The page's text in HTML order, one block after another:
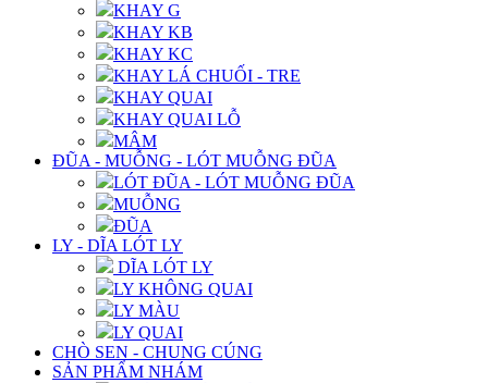
KHAY G
KHAY KB
KHAY KC
KHAY LÁ CHUỐI - TRE
KHAY QUAI
KHAY QUAI LỖ
MÂM
ĐŨA - MUỖNG - LÓT MUỖNG ĐŨA
LÓT ĐŨA - LÓT MUỖNG ĐŨA
MUỖNG
ĐŨA
LY - DĨA LÓT LY
DĨA LÓT LY
LY KHÔNG QUAI
LY MÀU
LY QUAI
CHÒ SEN - CHUNG CÚNG
SẢN PHẨM NHÁM